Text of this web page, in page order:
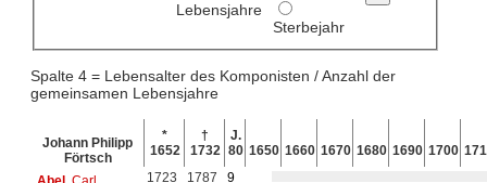
Lebensjahre
Sterbejahr
Spalte 4 = Lebensalter des Komponisten / Anzahl der
gemeinsamen Lebensjahre
Johann Philipp
Förtsch
*
1652
†
1732
J.
80 1650 1660 1670 1680 1690 1700
1723 1787 9